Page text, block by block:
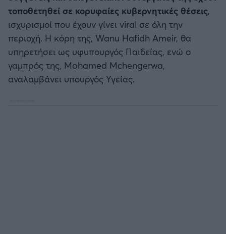
Μάντσεστερ Γιουνάιτεντ
Μάντσεστερ Σίτι
Λίβερπουλ
τοποθετηθεί σε κορυφαίες κυβερνητικές θέσεις,
ισχυρισμοί που έχουν γίνει viral σε όλη την
περιοχή. Η κόρη της, Wanu Hafidh Ameir, θα
υπηρετήσει ως υφυπουργός Παιδείας, ενώ ο
γαμπρός της, Mohamed Mchengerwa,
αναλαμβάνει υπουργός Υγείας.